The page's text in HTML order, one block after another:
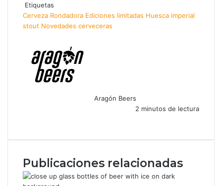
Etiquetas
Cerveza Rondadora Ediciones limitadas Huesca imperial
stout Novedades cerveceras
Aragón Beers
2 minutos de lectura
c
b
o
o
a
s
A
p
l
g
m
a
Publicaciones relacionadas